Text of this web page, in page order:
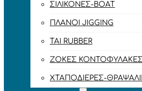
ΣΙΛΙΚΌΝΕΣ-BOAT
ΠΛΆΝΟΙ JIGGING
TAI RUBBER
ΖΌΚΕΣ ΚΟΝΤΟΦΎΛΑΚΕΣ
ΧΤΑΠΟΔΙΈΡΕΣ-